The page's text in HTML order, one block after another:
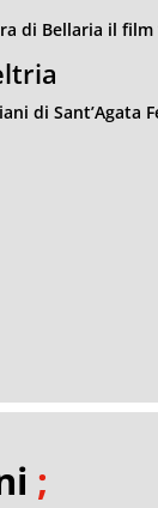
di Bellaria il film
di Sant’Agata
;